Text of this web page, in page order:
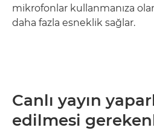
mikrofonlar kullanmanıza
daha fazla esneklik sağlar.
Canlı yayın
edilmesi